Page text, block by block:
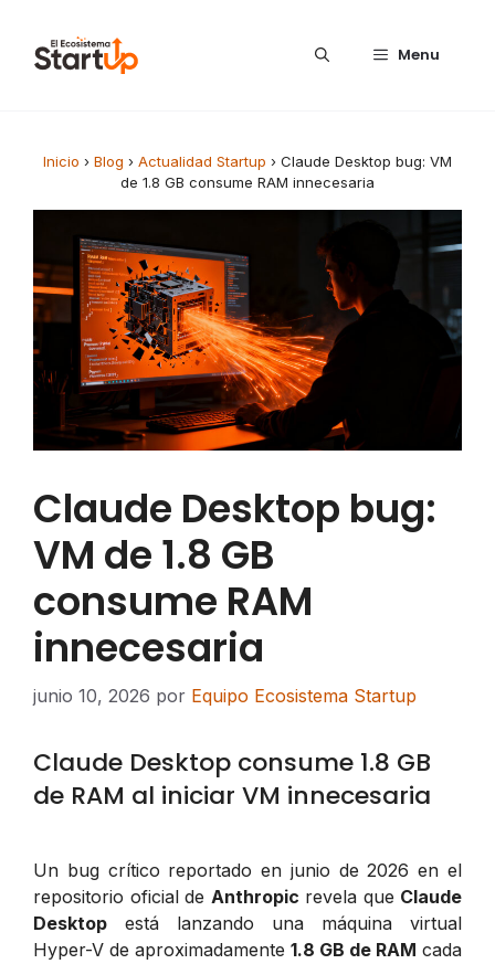
Menu
Inicio › Blog › Actualidad Startup › Claude Desktop bug: VM
de 1.8 GB consume RAM innecesaria
Claude Desktop bug:
VM de 1.8 GB
consume RAM
innecesaria
junio 10, 2026 por Equipo Ecosistema Startup
Claude Desktop consume 1.8 GB
de RAM al iniciar VM innecesaria
Un bug crítico reportado en junio de 2026 en el
repositorio oficial de Anthropic revela que Claude
Desktop está lanzando una máquina virtual
Hyper-V de aproximadamente 1.8 GB de RAM cada